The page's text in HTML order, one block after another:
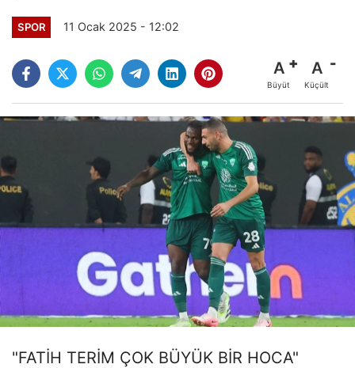
SPOR 11 Ocak 2025 - 12:02
A
Büyüt
A
Küçült
"FATİH TERİM ÇOK BÜYÜK BİR HOCA"